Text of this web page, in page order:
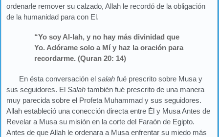
ordenarle remover su calzado, Allah le recordó de la obligación
de la humanidad para con El.
“Yo soy Al-lah, y no hay más divinidad que
Yo. Adórame solo a Mí y haz la oración para
recordarme. (Quran 20: 14)
En ésta conversación elsalah fué prescrito sobre Musa y
sus seguidores. El Salah también fué prescrito de una manera
muy parecida sobre el Profeta Muhammad y sus seguidores.
Allah estableció una conección directa entre Él y Musa Antes de
Revelar a Musa su misión en la corte del Faraón de Egipto.
Antes de que Allah le ordenara a Musa enfrentar su miedo más